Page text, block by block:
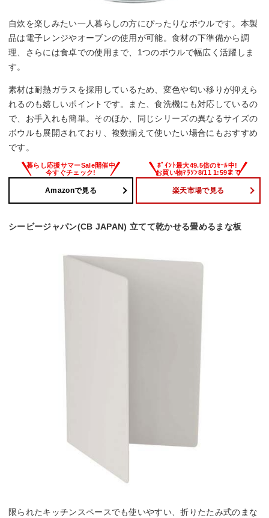
自炊を楽しみたい一人暮らしの方にぴったりなボウルです。本製
品は電子レンジやオーブンの使用が可能。食材の下準備から調
理、さらには食卓での使用まで、1つのボウルで幅広く活躍しま
す。
素材は耐熱ガラスを採用しているため、変色や匂い移りが抑えら
れるのも嬉しいポイントです。また、食洗機にも対応しているの
で、お手入れも簡単。そのほか、同じシリーズの異なるサイズの
ボウルも展開されており、複数揃えて使いたい場合にもおすすめ
です。
Amazonで見る 楽天市場で見る
シービージャパン(CB JAPAN) 立てて乾かせる畳めるまな板
限られたキッチンスペースでも使いやすい、折りたたみ式のまな